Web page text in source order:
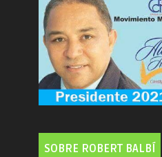
SOBRE ROBERT BALBÍ